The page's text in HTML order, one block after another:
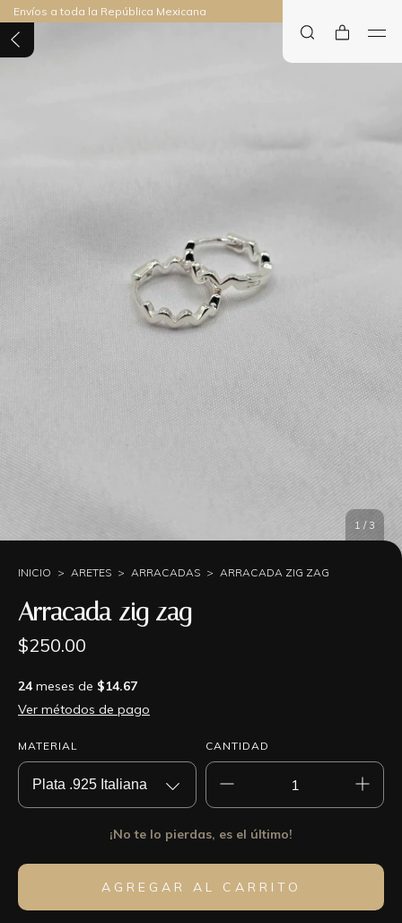
Envíos a toda la República Mexicana
1 /3
INICIO > ARETES > ARRACADAS > ARRACADA ZIG ZAG
Arracada zig zag
$250.00
24meses de $14.67
Ver métodos de pago
MATERIAL CANTIDAD
¡No te lo pierdas, es el último!